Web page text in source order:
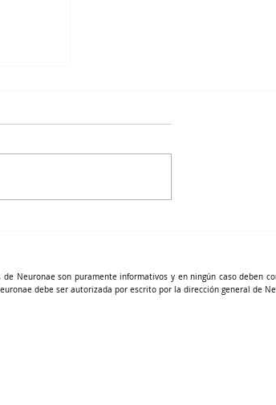
Neuronae son puramente informativos y en ningún caso deben
debe ser autorizada por escrito por la dirección general de